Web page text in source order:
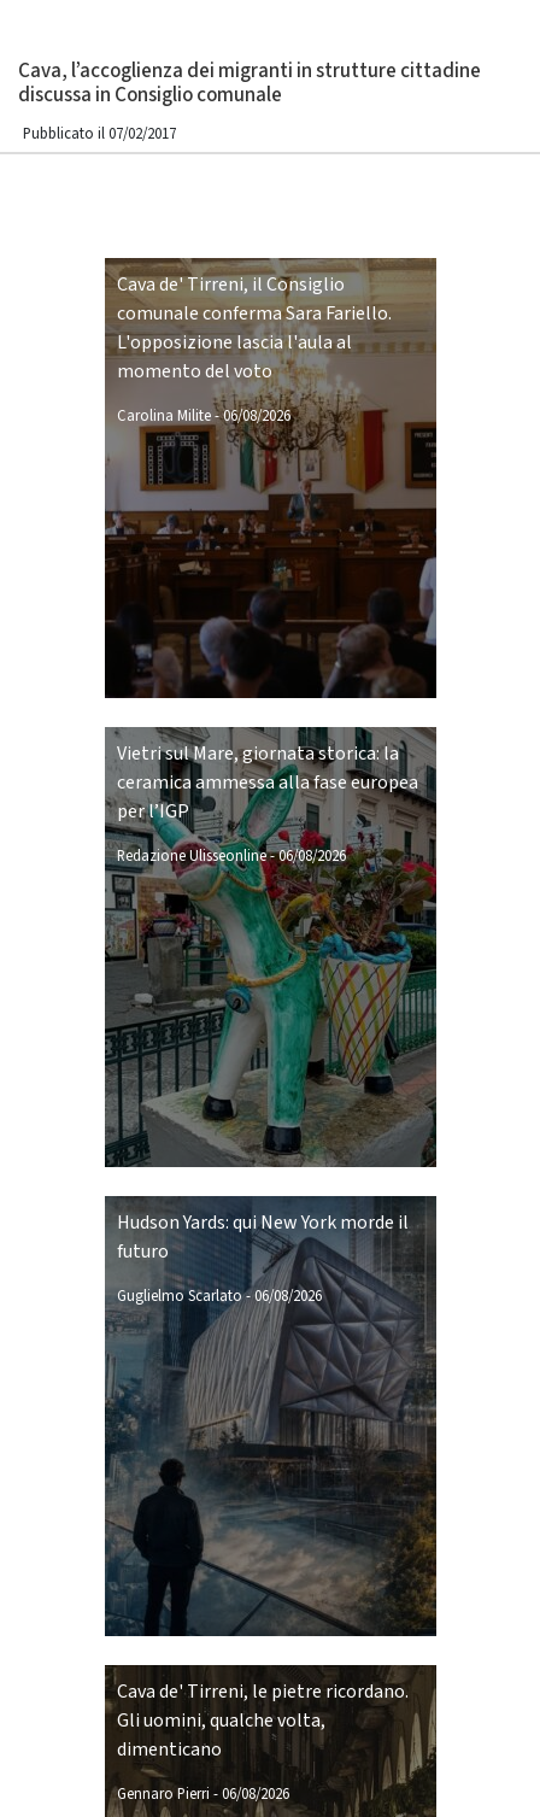
Cava, l’accoglienza dei migranti in strutture cittadine
discussa in Consiglio comunale
Pubblicato il 07/02/2017
Cava de' Tirreni, il Consiglio
comunale conferma Sara Fariello.
L'opposizione lascia l'aula al
momento del voto
Carolina Milite-06/08/2026
Vietri sul Mare, giornata storica: la
ceramica ammessa alla fase europea
per l’IGP
Redazione Ulisseonline-06/08/2026
Hudson Yards: qui New York morde il
futuro
Guglielmo Scarlato-06/08/2026
Cava de' Tirreni, le pietre ricordano.
Gli uomini, qualche volta,
dimenticano
Gennaro Pierri -06/08/2026